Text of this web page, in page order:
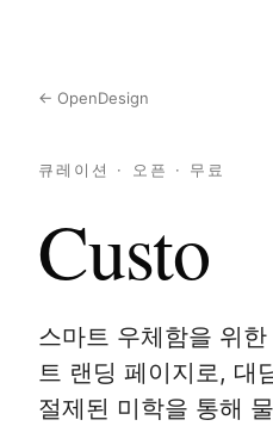
← OpenDesign
큐레이션 · 오픈 · 무료
Custo
스마트 우체함을 위
트 랜딩 페이지로, 대
절제된 미학을 통해